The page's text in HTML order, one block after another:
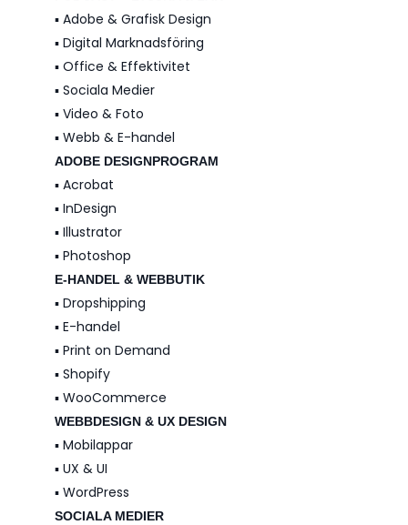
▪️ Adobe & Grafisk Design
▪️ Digital Marknadsföring
▪️ Office & Effektivitet
▪️ Sociala Medier
▪️ Video & Foto
▪️ Webb & E-handel
ADOBE DESIGNPROGRAM
▪️ Acrobat
▪️ InDesign
▪️ Illustrator
▪️ Photoshop
E-HANDEL & WEBBUTIK
▪️ Dropshipping
▪️ E-handel
▪️ Print on Demand
▪️ Shopify
▪️ WooCommerce
WEBBDESIGN & UX DESIGN
▪️ Mobilappar
▪️ UX & UI
▪️ WordPress
SOCIALA MEDIER